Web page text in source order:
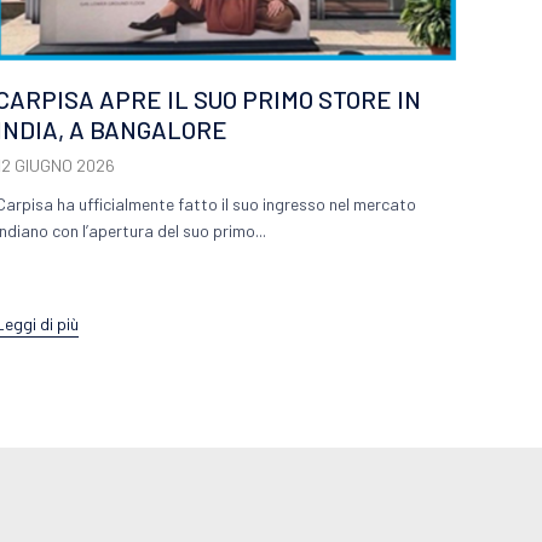
APRE IL SUO PRIMO STORE IN
A BANGALORE
GIUGNO 2026
ha ufficialmente fatto il suo ingresso nel mercato
con l’apertura del suo primo...
di più